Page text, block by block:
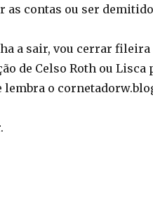
as contas ou ser
a sair, vou cerrar
de Celso Roth ou Lisca
o